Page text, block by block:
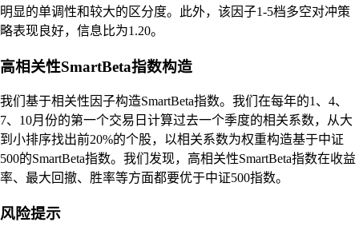
明显的单调性和较大的区分度。此外，该因子1-5档多空对冲策
略表现良好，信息比为1.20。
高相关性SmartBeta指数构造
我们基于相关性因子构造SmartBeta指数。我们在每年的1、4、
7、10月份的第一个交易日计算过去一个季度的相关系数，从大
到小排序找出前20%的个股，以相关系数为权重构造基于中证
500的SmartBeta指数。我们发现，高相关性SmartBeta指数在收益
率、最大回撤、胜率等方面都要优于中证500指数。
风险提示